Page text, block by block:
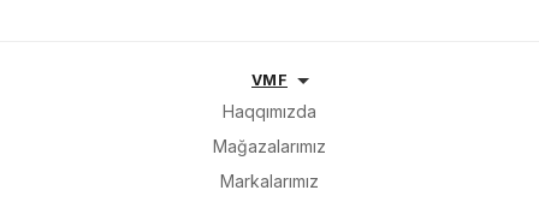
VMF
Haqqımızda
Mağazalarımız
Markalarımız